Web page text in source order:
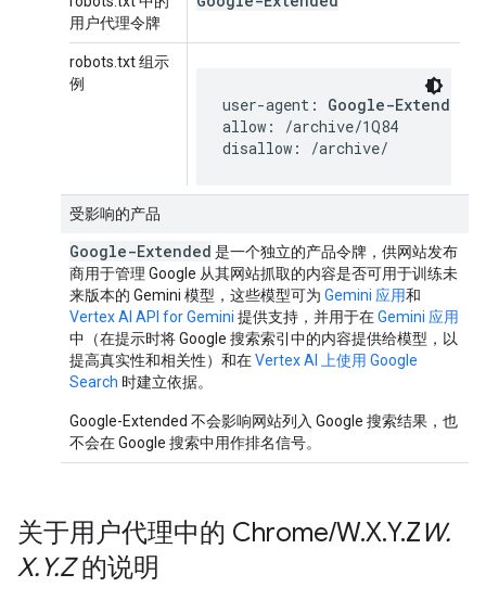
用户代理令牌
robots.txt 组示
例
user-agent: Google-Extended
allow: /archive/1Q84
disallow: /archive/
受影响的产品
Google-Extended 是一个独立的产品令牌，供网站发布
商用于管理 Google 从其网站抓取的内容是否可用于训练未
来版本的 Gemini 模型，这些模型可为 Gemini 应用和
Vertex AI API for Gemini 提供支持，并用于在Gemini 应用
中（在提示时将 Google 搜索索引中的内容提供给模型，以
提高真实性和相关性）和在Vertex AI 上使用 Google
Search 时建立依据。
Google-Extended 不会影响网站列入 Google 搜索结果，也
不会在 Google 搜索中用作排名信号。
关于用户代理中的 Chrome/W.X.Y.ZW.
X.Y.Z的说明